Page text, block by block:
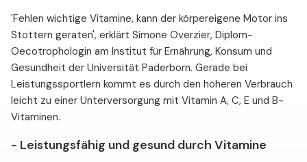
'Fehlen wichtige Vitamine, kann der körpereigene Motor ins
Stottern geraten', erklärt Simone Overzier, Diplom-
Oecotrophologin am Institut für Ernährung, Konsum und
Gesundheit der Universität Paderborn. Gerade bei
Leistungssportlern kommt es durch den höheren Verbrauch
leicht zu einer Unterversorgung mit Vitamin A, C, E und B-
Vitaminen.
- Leistungsfähig und gesund durch Vitamine